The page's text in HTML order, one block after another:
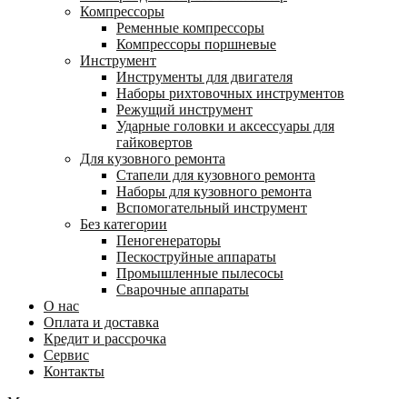
Компрессоры
Ременные компрессоры
Компрессоры поршневые
Инструмент
Инструменты для двигателя
Наборы рихтовочных инструментов
Режущий инструмент
Ударные головки и аксессуары для
гайковертов
Для кузовного ремонта
Стапели для кузовного ремонта
Наборы для кузовного ремонта
Вспомогательный инструмент
Без категории
Пеногенераторы
Пескоструйные аппараты
Промышленные пылесосы
Сварочные аппараты
О нас
Оплата и доставка
Кредит и рассрочка
Сервис
Контакты